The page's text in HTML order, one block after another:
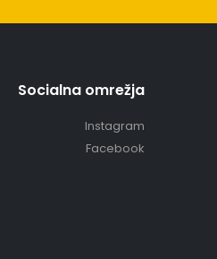
Socialna omrežja
Instagram
Facebook